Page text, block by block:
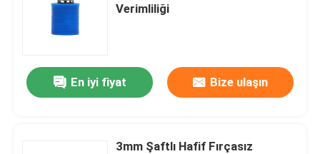
Verimliliği
En iyi fiyat Bize ulaşın
3mm Şaftlı Hafif Fırçasız